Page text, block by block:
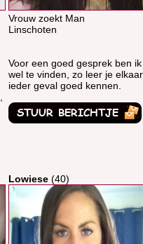
Vrouw zoekt Man
Linschoten
Voor een goed gesprek ben
wel te vinden, zo leer je
ieder geval goed kennen.
Lowiese (40)